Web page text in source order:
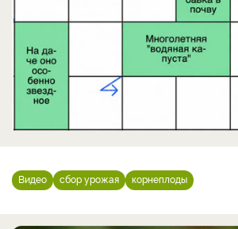
Видео сбор урожая корнеплоды